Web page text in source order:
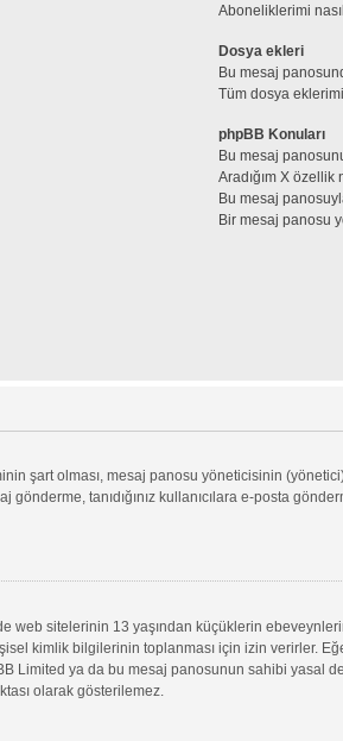
Aboneliklerimi
Dosya ekleri
Bu mesaj
Tüm dosya
phpBB Konuları
Bu mesaj
Aradığım X özellik
Bu mesaj
Bir mesaj panosu
şart olması, mesaj panosu yöneticisinin
tanıdığınız kullanıcılara e-posta
sitelerinin 13 yaşından küçüklerin
kimlik bilgilerinin toplanması için izin verirler.
Limited ya da bu mesaj panosunun sahibi yasal
olarak gösterilemez.